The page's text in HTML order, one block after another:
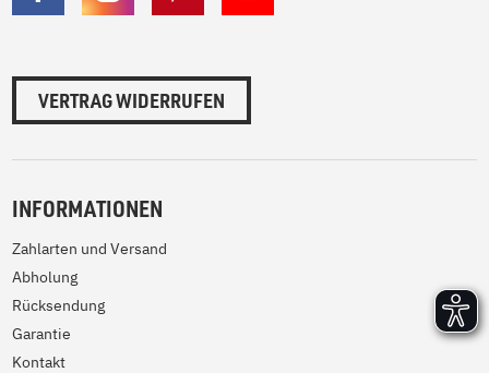
VERTRAG WIDERRUFEN
INFORMATIONEN
Zahlarten und Versand
Abholung
Rücksendung
Garantie
Kontakt